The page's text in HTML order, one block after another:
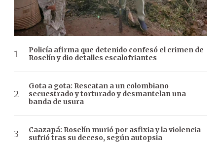
Policía afirma que detenido confesó el crimen de
Roselín y dio detalles escalofriantes
Gota a gota: Rescatan a un colombiano
secuestrado y torturado y desmantelan una
banda de usura
Caazapá: Roselín murió por asfixia y la violencia
sufrió tras su deceso, según autopsia